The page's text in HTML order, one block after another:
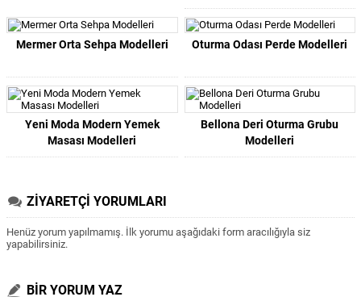
Mermer Orta Sehpa Modelleri Oturma Odası Perde Modelleri
Yeni Moda Modern Yemek
Masası Modelleri
Bellona Deri Oturma Grubu
Modelleri
ZİYARETÇİ YORUMLARI
Henüz yorum yapılmamış. İlk yorumu aşağıdaki form aracılığıyla siz
yapabilirsiniz.
BİR YORUM YAZ